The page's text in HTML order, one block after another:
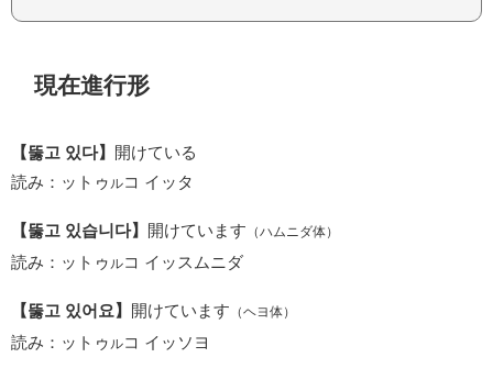
現在進行形
【뚫고 있다】 開けている
読み：ットゥ ルコ イッタ
【뚫고 있습니다】 開けています （ハムニダ体）
読み：ットゥ ルコ イッスムニダ
【뚫고 있어요】 開けています （ヘヨ体）
読み：ットゥ ルコ イッソヨ